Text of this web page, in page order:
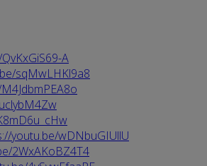
A
sqMwLHKl9a8
youtu.be/wDNbuGIUllU
2WxAKoBZ4T4